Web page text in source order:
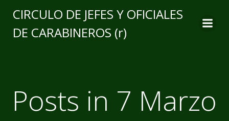
CIRCULO DE JEFES Y OFICIALES
DE CARABINEROS (r)
Posts in 7 Marzo